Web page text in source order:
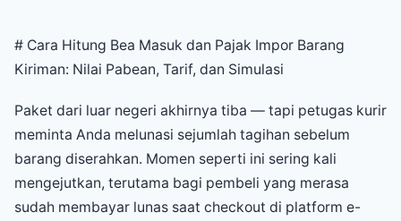
# Cara Hitung Bea Masuk dan Pajak Impor Barang
Kiriman: Nilai Pabean, Tarif, dan Simulasi
Paket dari luar negeri akhirnya tiba — tapi petugas kurir
meminta Anda melunasi sejumlah tagihan sebelum
barang diserahkan. Momen seperti ini sering kali
mengejutkan, terutama bagi pembeli yang merasa
sudah membayar lunas saat checkout di platform e-